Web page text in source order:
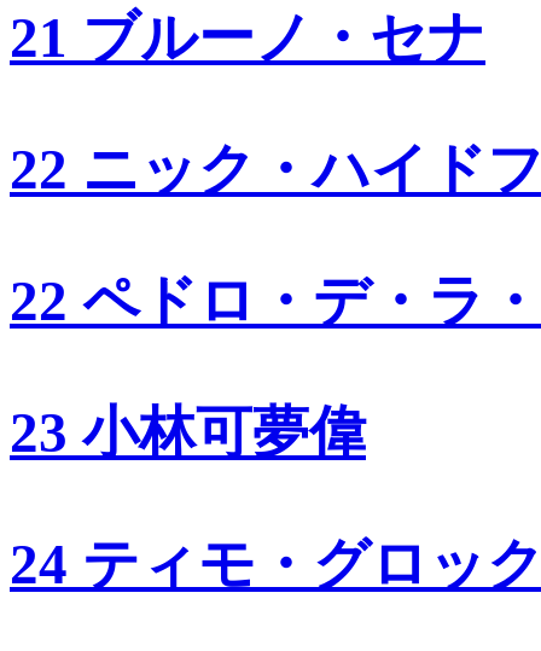
21 ブルーノ・セナ
22 ニック・ハイド
22 ペドロ・デ・ラ
23 小林可夢偉
24 ティモ・グロッ